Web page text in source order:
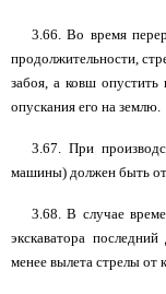
3.66. Во время
продолжительности,
забоя, а ковш
опускания его на землю.
3.67. При
машины) должен быть
3.68. В случае
экскаватора
менее вылета стрелы от